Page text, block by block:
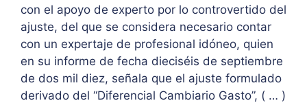
con el apoyo de experto por lo controvertido del
ajuste, del que se considera necesario contar
con un expertaje de profesional idóneo, quien
en su informe de fecha dieciséis de septiembre
de dos mil diez, señala que el ajuste formulado
derivado del “Diferencial Cambiario Gasto”, ( … )